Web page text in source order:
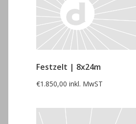
Festzelt | 8x24m
€1.850,00 inkl. MwST